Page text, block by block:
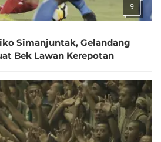
9
Simanjuntak, Gelandang
Bek Lawan Kerepotan